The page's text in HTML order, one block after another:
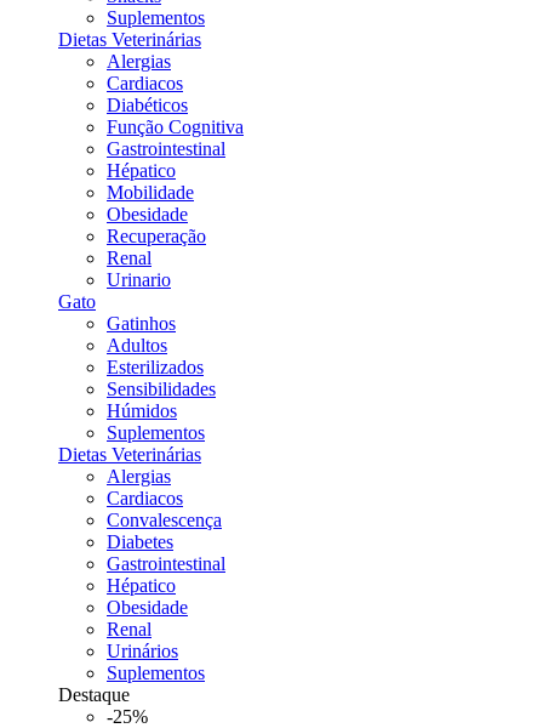
Suplementos
Dietas Veterinárias
Alergias
Cardiacos
Diabéticos
Função Cognitiva
Gastrointestinal
Hépatico
Mobilidade
Obesidade
Recuperação
Renal
Urinario
Gato
Gatinhos
Adultos
Esterilizados
Sensibilidades
Húmidos
Suplementos
Dietas Veterinárias
Alergias
Cardiacos
Convalescença
Diabetes
Gastrointestinal
Hépatico
Obesidade
Renal
Urinários
Suplementos
Destaque
-25%